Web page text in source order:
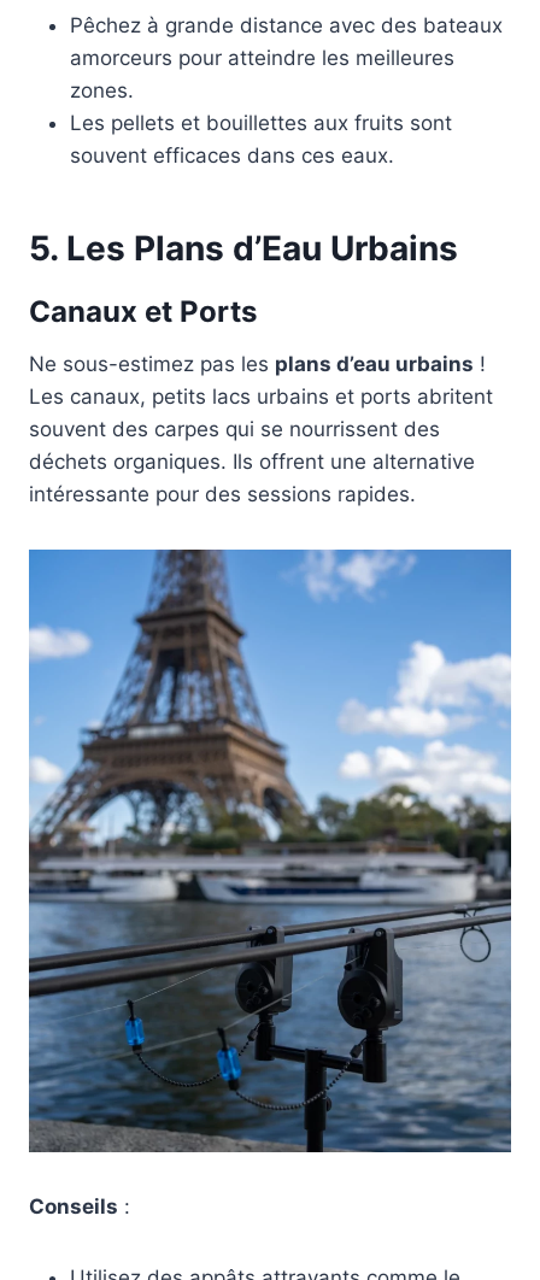
Pêchez à grande distance avec des bateaux
amorceurs pour atteindre les meilleures
zones.
Les pellets et bouillettes aux fruits sont
souvent efficaces dans ces eaux.
5. Les Plans d’Eau Urbains
Canaux et Ports
Ne sous-estimez pas les plans d’eau urbains !
Les canaux, petits lacs urbains et ports abritent
souvent des carpes qui se nourrissent des
déchets organiques. Ils offrent une alternative
intéressante pour des sessions rapides.
Conseils :